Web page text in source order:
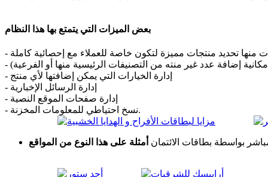
بعض الميزات التي يتمتع بها هذا النظام
منها تحديد منتجات مميزة لتكون خاصة للعملاء مع إحصائية كاملة
إضافة عدد غير منته من التصنيفات الرئيسية منها أو الفرعية)
- إدارة الخيارات التي يمكن إضافتها لأي منتج
- إدارة الرسائل الإخبارية
- إدارة صفحات الموقع النصية
- نسخ احتياطي للمعلومات المخزنة.
بواسطة بطاقات الائتمان أمثلة على هذا النوع من المواقع